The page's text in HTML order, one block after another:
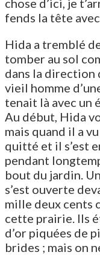
fends la tête
Hida a tremblé
tomber au sol
dans la direction
vieil homme
tenait là avec un
Au début, Hida
mais quand il a
quitté et il s’est
pendant
bout du jardin.
s’est ouverte
mille deux cents
cette prairie. Ils
d’or piquées de
brides ; mais on